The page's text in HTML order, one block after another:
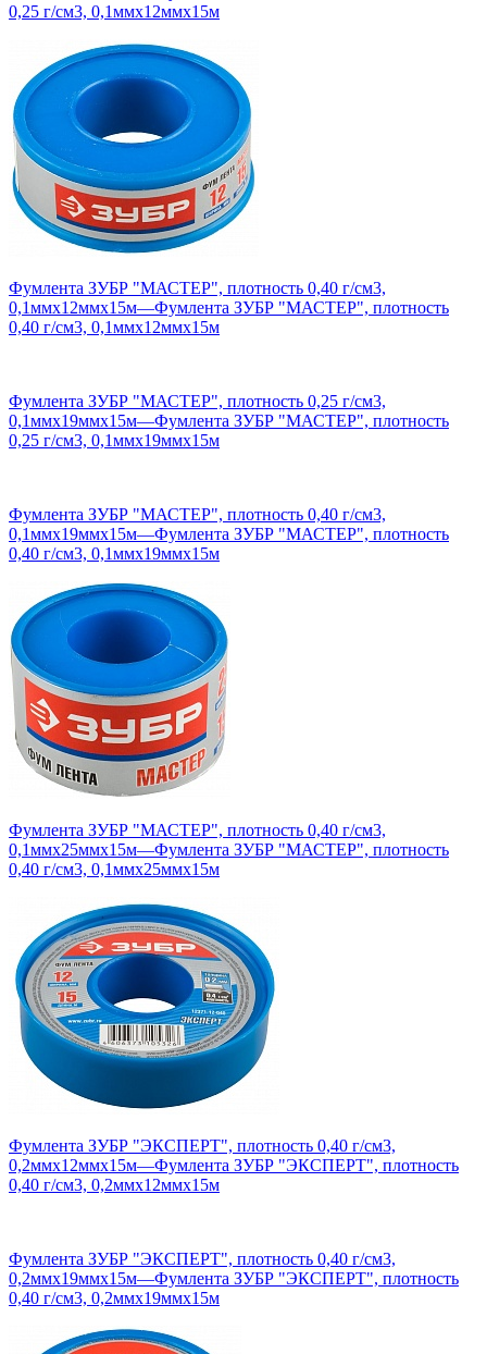
0,25 г/см3, 0,1ммх12ммх15м
Фумлента ЗУБР "МАСТЕР", плотность 0,40 г/см3,
0,1ммх12ммх15м—Фумлента ЗУБР "МАСТЕР", плотность
0,40 г/см3, 0,1ммх12ммх15м
Фумлента ЗУБР "МАСТЕР", плотность 0,25 г/см3,
0,1ммх19ммх15м—Фумлента ЗУБР "МАСТЕР", плотность
0,25 г/см3, 0,1ммх19ммх15м
Фумлента ЗУБР "МАСТЕР", плотность 0,40 г/см3,
0,1ммх19ммх15м—Фумлента ЗУБР "МАСТЕР", плотность
0,40 г/см3, 0,1ммх19ммх15м
Фумлента ЗУБР "МАСТЕР", плотность 0,40 г/см3,
0,1ммх25ммх15м—Фумлента ЗУБР "МАСТЕР", плотность
0,40 г/см3, 0,1ммх25ммх15м
Фумлента ЗУБР "ЭКСПЕРТ", плотность 0,40 г/см3,
0,2ммх12ммх15м—Фумлента ЗУБР "ЭКСПЕРТ", плотность
0,40 г/см3, 0,2ммх12ммх15м
Фумлента ЗУБР "ЭКСПЕРТ", плотность 0,40 г/см3,
0,2ммх19ммх15м—Фумлента ЗУБР "ЭКСПЕРТ", плотность
0,40 г/см3, 0,2ммх19ммх15м